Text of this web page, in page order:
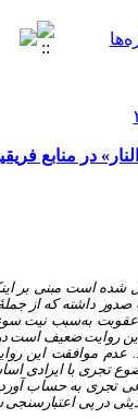
در منابع
شده است مبنی بر
داشته که از
به‌سبب نیت
روایت ضعیف است
موافقت این
با ایرادی
به حساب
در پی